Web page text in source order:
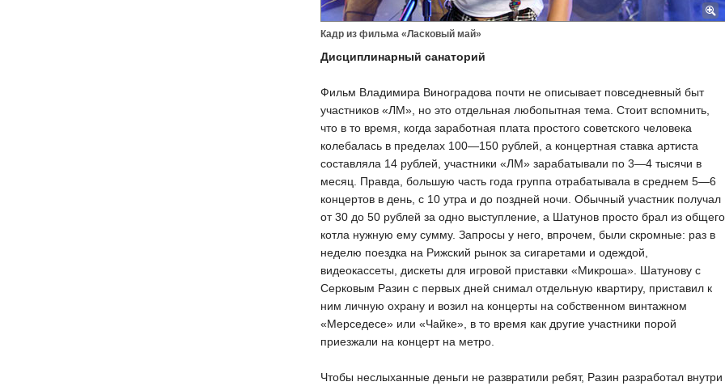
Кадр из фильма «Ласковый май»
Дисциплинарный санаторий
Фильм Владимира Виноградова почти не описывает повседневный быт
участников «ЛМ», но это отдельная любопытная тема. Стоит вспомнить,
что в то время, когда заработная плата простого советского человека
колебалась в пределах 100—150 рублей, а концертная ставка артиста
составляла 14 рублей, участники «ЛМ» зарабатывали по 3—4 тысячи в
месяц. Правда, большую часть года группа отрабатывала в среднем 5—6
концертов в день, с 10 утра и до поздней ночи. Обычный участник получал
от 30 до 50 рублей за одно выступление, а Шатунов просто брал из общего
котла нужную ему сумму. Запросы у него, впрочем, были скромные: раз в
неделю поездка на Рижский рынок за сигаретами и одеждой,
видеокассеты, дискеты для игровой приставки «Микроша». Шатунову с
Серковым Разин с первых дней снимал отдельную квартиру, приставил к
ним личную охрану и возил на концерты на собственном винтажном
«Мерседесе» или «Чайке», в то время как другие участники порой
приезжали на концерт на метро.
Чтобы неслыханные деньги не развратили ребят, Разин разработал внутри